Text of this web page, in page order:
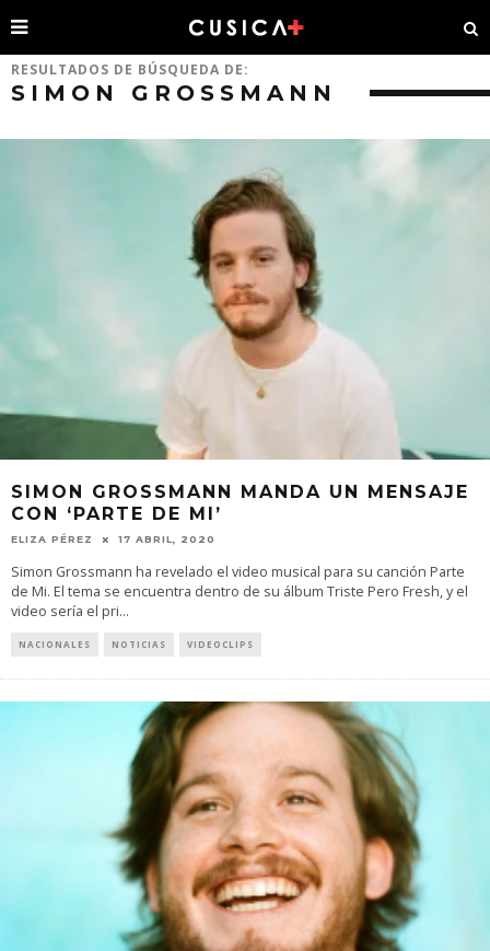
RESULTADOS DE BÚSQUEDA DE:
SIMON GROSSMANN
SIMON GROSSMANN MANDA UN MENSAJE
CON ‘PARTE DE MI’
ELIZA PÉREZ 17 ABRIL, 2020
Simon Grossmann ha revelado el video musical para su canción Parte
de Mi. El tema se encuentra dentro de su álbum Triste Pero Fresh, y el
video sería el pri...
NACIONALES NOTICIAS VIDEOCLIPS